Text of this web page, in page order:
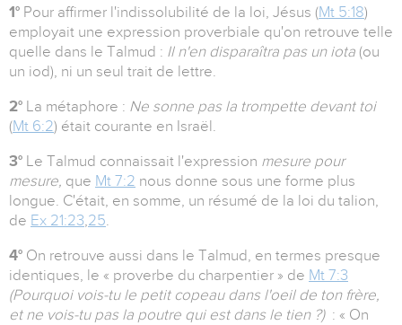
1° Pour affirmer l'indissolubilité de la loi, Jésus (Mt 5:18)
employait une expression proverbiale qu'on retrouve telle
quelle dans le Talmud : Il n'en disparaîtra pas un iota (ou
un iod), ni un seul trait de lettre.
2° La métaphore : Ne sonne pas la trompette devant toi
(Mt 6:2) était courante en Israël.
3° Le Talmud connaissait l'expression mesure pour
mesure, que Mt 7:2 nous donne sous une forme plus
longue. C'était, en somme, un résumé de la loi du talion,
de Ex 21:23,25.
4° On retrouve aussi dans le Talmud, en termes presque
identiques, le « proverbe du charpentier » de Mt 7:3
(Pourquoi vois-tu le petit copeau dans l'oeil de ton frère,
et ne vois-tu pas la poutre qui est dans le tien ?) : « On